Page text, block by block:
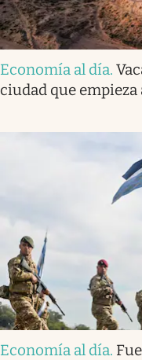
Economía al día.
ciudad que empieza
Economía al día.